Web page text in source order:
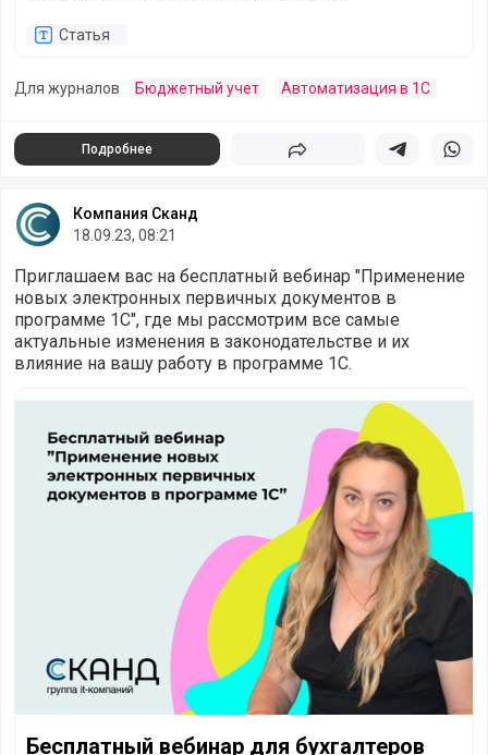
Статья
Для журналов Бюджетный учет Автоматизация в 1С
Подробнее Поделиться Поделиться в
Компания Сканд
18.09.23, 08:21
Приглашаем вас на бесплатный вебинар "Применение
новых электронных первичных документов в
программе 1С", где мы рассмотрим все самые
актуальные изменения в законодательстве и их
влияние на вашу работу в программе 1С.
Бесплатный вебинар для бухгалтеров
Бесплатный вебинар для бухгалтеров